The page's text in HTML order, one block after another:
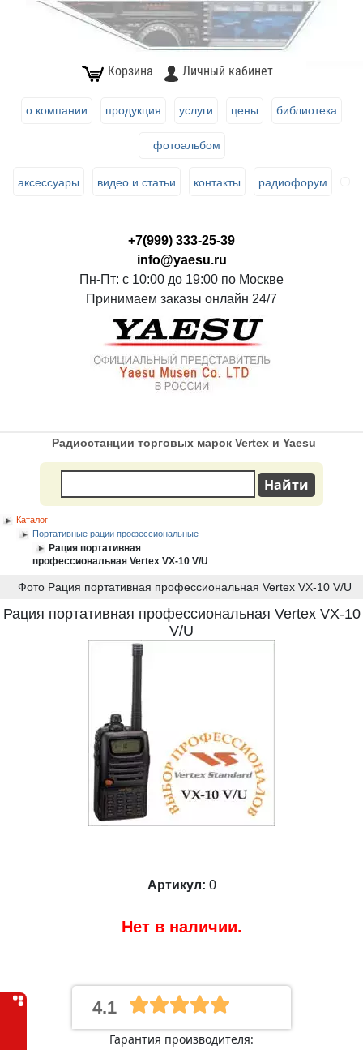
Корзина Личный кабинет
о компании продукция услуги цены библиотека
фотоальбом
аксессуары видео и статьи контакты радиофорум
+7(999) 333-25-39
info@yaesu.ru
Пн-Пт: с 10:00 до 19:00 по Москве
Принимаем заказы онлайн 24/7
Радиостанции торговых марок Vertex и Yaesu
Каталог
Портативные рации профессиональные
Рация портативная
профессиональная Vertex VX-10 V/U
Фото Рация портативная профессиональная Vertex VX-10 V/U
Рация портативная профессиональная Vertex VX-10
V/U
Артикул: 0
Нет в наличии.
4.1
Гарантия производителя: